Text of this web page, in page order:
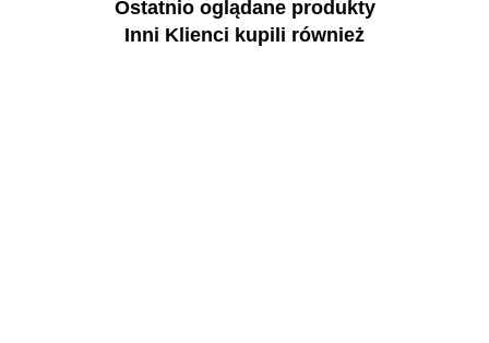
Ostatnio oglądane produkty
Inni Klienci kupili również